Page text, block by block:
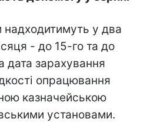
надходитимуть у два
- до 15-го та до
дата зарахування
опрацювання
казначейською
установами.